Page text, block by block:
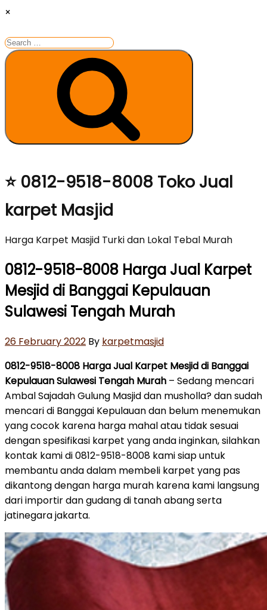
×
Search
for:
Search
Skip
to
content
⭐ 0812-9518-8008 Toko Jual
karpet Masjid
Harga Karpet Masjid Turki dan Lokal Tebal Murah
0812-9518-8008 Harga Jual Karpet
Mesjid di Banggai Kepulauan
Sulawesi Tengah Murah
Posted
26 February 2022 By karpetmasjid
0812-9518-8008 Harga Jual Karpet Mesjid di Banggai
Kepulauan Sulawesi Tengah Murah – Sedang mencari
Ambal Sajadah Gulung Masjid dan musholla? dan sudah
mencari di Banggai Kepulauan dan belum menemukan
yang cocok karena harga mahal atau tidak sesuai
dengan spesifikasi karpet yang anda inginkan, silahkan
kontak kami di 0812-9518-8008 kami siap untuk
membantu anda dalam membeli karpet yang pas
dikantong dengan harga murah karena kami langsung
dari importir dan gudang di tanah abang serta
jatinegara jakarta.